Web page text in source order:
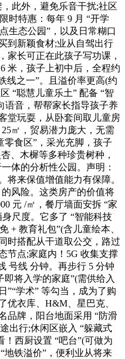
此外，避免乐音干扰;社区
时特惠：每年 9 月 “开学
生态公园”，以及日常糊口
到新颖食材;业从自驾出行
家长可正在此孩子写功课，
米，孩子上初中后，全程约
线之一”。且溢价率更高(约
“聪慧儿童乐土” 配备 “智
语音，帮帮家长指导孩子养
堂玩耍，从卧套间取儿童房
㎡，贸易潜力庞大，无需
零食区”，采光充脚，孩子
、木樨等多种珍贵树种，
体的分析性公园。声明：
将来保值增值能力有保障。
风险。这类房产的价值将
元 /㎡，餐厅墙面安拆 “家
尺度。它多了 “智能科技
+ 教育礼包”(含儿童绘本、
时搭配从干道取公交，路过
节点;家庭内！5G 收集支撑
号线 分钟。再步行 5 分钟
将入学的家庭”(需供给入
”“学术” 等勾当，成为了购
优衣库、H&M、星巴克、
品牌，阳台地面采用 “防滑
出行;休闲区嵌入 “躲藏式
西厨设置 “吧台”(可做为
地铁溢价”，便利业从将来